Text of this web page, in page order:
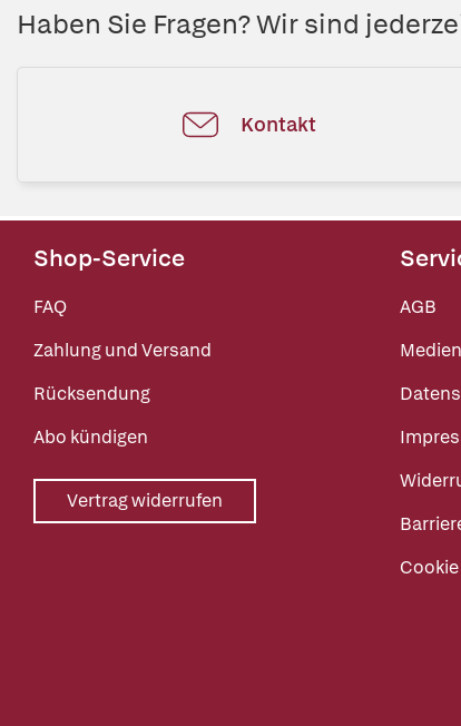
Haben Sie Fragen? Wir sind
Kontakt
Shop-Service
FAQ
Zahlung und Versand
Rücksendung
Abo kündigen
Vertrag widerrufen
AGB